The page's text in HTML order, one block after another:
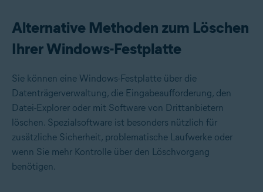
Alternative Methoden zum Löschen
Ihrer Windows-Festplatte
Sie können eine Windows-Festplatte über die
Datenträgerverwaltung, die Eingabeaufforderung, den
Datei-Explorer oder mit Software von Drittanbietern
löschen. Spezialsoftware ist besonders nützlich für
zusätzliche Sicherheit, problematische Laufwerke oder
wenn Sie mehr Kontrolle über den Löschvorgang
benötigen.